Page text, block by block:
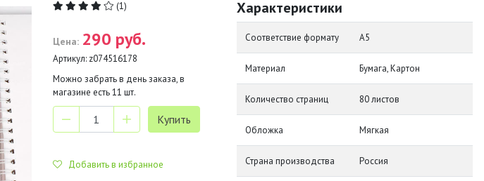
(1)
Цена: 290 руб.
Артикул: z074516178
Можно забрать в день заказа, в
магазине есть11 шт.
Добавить в избранное
Характеристики
Соответствие формату А5
Материал Бумага, Картон
Количество страниц 80 листов
Обложка Мягкая
Страна производства Россия